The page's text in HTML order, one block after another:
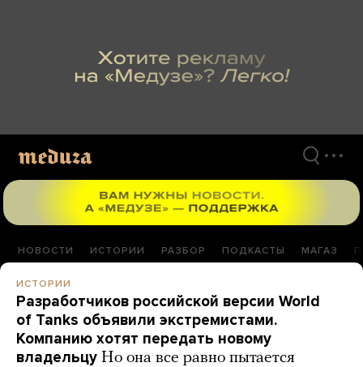
НОВОСТИ ИСТОРИИ РАЗБОР ПОДКАСТЫ МАГАЗ
ИСТОРИИ
Разработчиков российской версии World
of Tanks объявили экстремистами.
Компанию хотят передать новому
владельцу Но она все равно пытается